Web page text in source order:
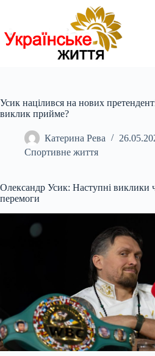
Усик націлився на нових
виклик прийме?
Катерина Рева
Спортивне життя
Олександр Усик: Наступні виклики
перемоги